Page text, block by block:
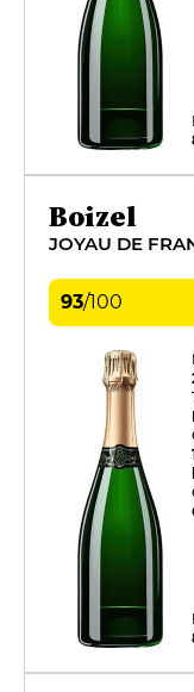
Boizel
JOYAU DE
93/100